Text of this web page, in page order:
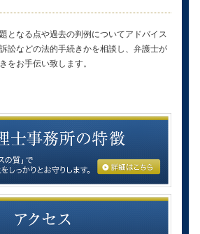
となる点や過去の判例についてアドバイス
訟などの法的手続きかを相談し、弁護士が
をお手伝い致します。